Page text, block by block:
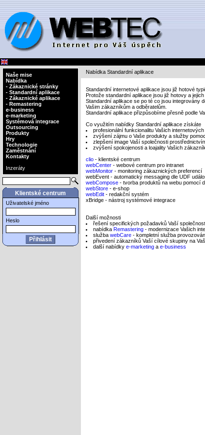
Naše mise
Nabídka
- Zákaznické stránky
- Standardní aplikace
- Zákaznické aplikace
- Remastering
e-business
e-marketing
Systémová integrace
Outsourcing
Produkty
Hry
Technologie
Zaměstnání
Kontakty
Inzeráty
Klientské centrum
Uživatelské jméno
Heslo
Nabídka Standardní aplikace
Standardní internetové aplikace jsou již hotové
Protože standardní aplikace jsou již hotovy a
Standardní aplikace se po té co jsou integrovány
Vašim zákazníkům a odběratelům.
Standardní aplikace přizpůsobíme přesně podle
Co využitím nabídky Standardní aplikace získáte
profesionální funkcionalitu Vašich
zvýšení zájmu o Vaše produkty a služby
zlepšení image Vaší společnosti
zvýšení spokojenosti a loajality Vašich
clio - klientské centrum
webCenter - webové centrum pro intranet
webMonitor - monitoring zákaznických preferencí
webEvent - automatický messaging dle UDF
webCompose - tvorba produktů na webu pomocí
webStore - e-shop
webEdit - redakční systém
xBridge - nástroj systémové integrace
Další možnosti
řešení specifických požadavků Vaší
nabídka Remastering - modernizace Vašich
služba webCare - kompletní služba
přivedení zákazníků Vaší cílové skupiny na
další nabídky e-marketing a e-business